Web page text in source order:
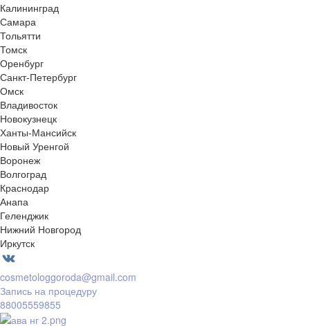
Калининград
Самара
Тольятти
Томск
Оренбург
Санкт-Петербург
Омск
Владивосток
Новокузнецк
Ханты-Мансийск
Новый Уренгой
Воронеж
Волгоград
Краснодар
Анапа
Геленджик
Нижний Новгород
Иркутск
cosmetologgoroda@gmail.com
Запись на процедуру
88005559855